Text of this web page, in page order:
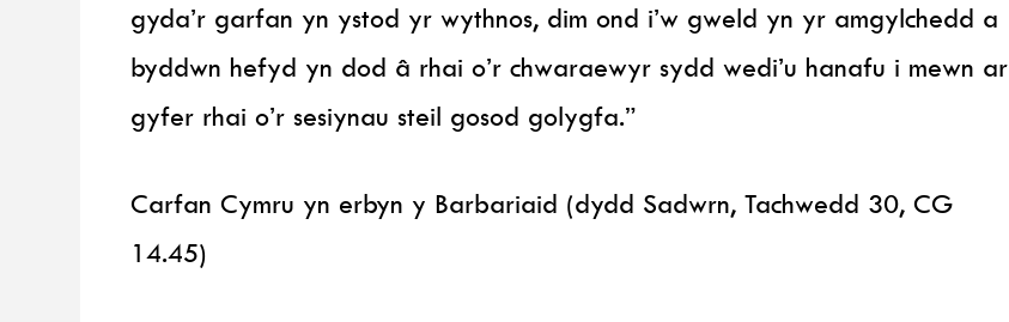
gyda’r garfan yn ystod yr wythnos, dim ond i’w gweld yn yr amgylchedd a
byddwn hefyd yn dod â rhai o’r chwaraewyr sydd wedi’u hanafu i mewn ar
gyfer rhai o’r sesiynau steil gosod golygfa.”
Carfan Cymru yn erbyn y Barbariaid (dydd Sadwrn, Tachwedd 30, CG
14.45)